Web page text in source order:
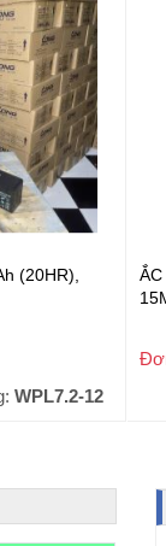
(1.60VPC,
WP1234W
ẮC